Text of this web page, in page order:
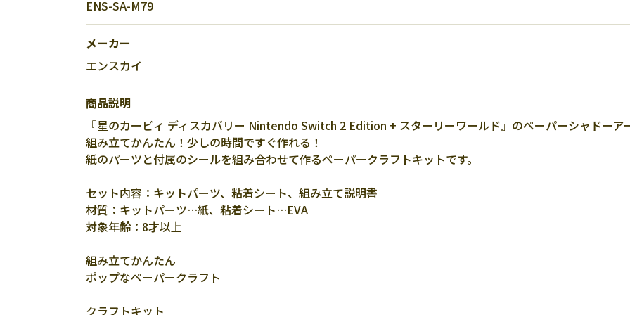
ENS-SA-M79
メーカー
エンスカイ
商品説明
『星のカービィ ディスカバリー Nintendo Switch 2 Edition + スターリーワールド』のペーパーシャドーア
組み立てかんたん！少しの時間ですぐ作れる！
紙のパーツと付属のシールを組み合わせて作るペーパークラフトキットです。
セット内容：キットパーツ、粘着シート、組み立て説明書
材質：キットパーツ…紙、粘着シート…EVA
対象年齢：8才以上
組み立てかんたん
ポップなペーパークラフト
クラフトキット